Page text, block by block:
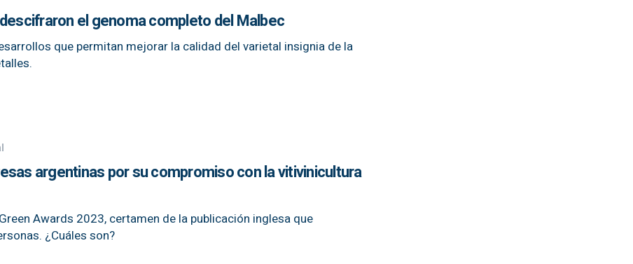
el genoma completo del Malbec
que permitan mejorar la calidad del varietal insignia de la
argentinas por su compromiso con la vitivinicultura
Awards 2023, certamen de la publicación inglesa que
¿Cuáles son?